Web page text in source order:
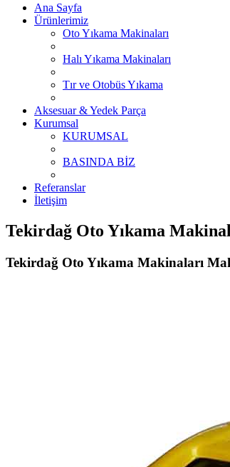
Ana Sayfa
Ürünlerimiz
Oto Yıkama Makinaları
Halı Yıkama Makinaları
Tır ve Otobüs Yıkama
Aksesuar & Yedek Parça
Kurumsal
KURUMSAL
BASINDA BİZ
Referanslar
İletişim
Tekirdağ Oto Yıkama
Tekirdağ Oto Yıkama Makinaları